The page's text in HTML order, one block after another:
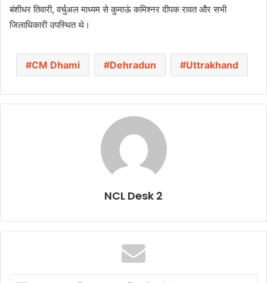
बंशीधर तिवारी, वर्चुअल माध्यम से कुमाऊं कमिश्नर दीपक रावत और सभी
जिलाधिकारी उपस्थित थे।
CM Dhami Dehradun Uttrakhand
NCL Desk 2